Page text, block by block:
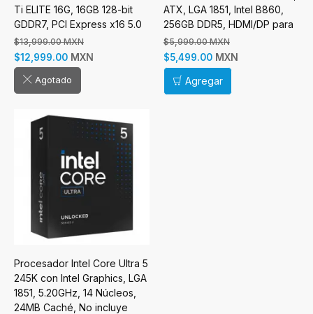
Ti ELITE 16G, 16GB 128-bit
GDDR7, PCI Express x16 5.0
$13,999.00 MXN
$12,999.00 MXN
Agotado
ATX, LGA 1851, Intel B860,
256GB DDR5, HDMI/DP para
Intel
$5,999.00 MXN
$5,499.00 MXN
Agregar
Procesador Intel Core Ultra 5
245K con Intel Graphics, LGA
1851, 5.20GHz, 14 Núcleos,
24MB Caché, No incluye